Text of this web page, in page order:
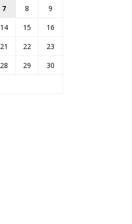
7 8
9
14 15
16
21 22
23
28 29
30